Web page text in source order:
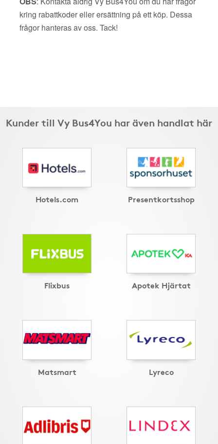
kring rabattkoder eller ersättning på ett köp. Dessa
frågor hanteras av oss. Tack!
Kunder till Vy Bus4You har även handlat här
Hotels.com Presentkortsshop
Flixbus Apotek Hjärtat
Matsmart Lyreco